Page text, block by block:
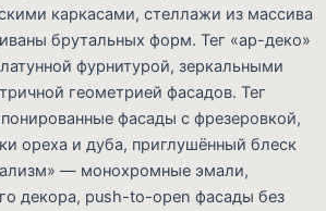
каркасами, стеллажи из массива
брутальных форм. Тег «ар-деко»
фурнитурой, зеркальными
геометрией фасадов. Тег
фасады с фрезеровкой,
ореха и дуба, приглушённый блеск
— монохромные эмали,
декора, push-to-open фасады без